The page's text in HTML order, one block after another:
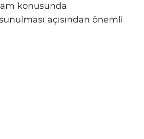
konusunda
açısından önemli